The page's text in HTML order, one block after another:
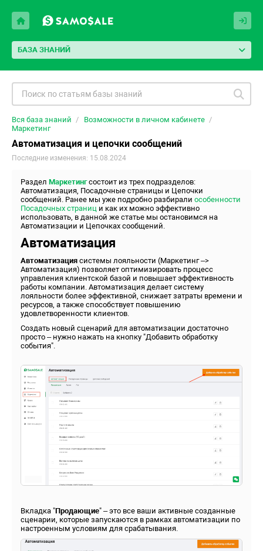
БАЗА ЗНАНИЙ
Вся база знаний
Возможности в личном кабинете
Маркетинг
Автоматизация и цепочки сообщений
Последние изменения: 15.08.2024
Раздел Маркетингсостоит из трех подразделов:
Автоматизация, Посадочные страницы и Цепочки
сообщений. Ранее мы уже подробно разбирали особенности
Посадочных страниц и как их можно эффективно
использовать, в данной же статье мы остановимся на
Автоматизации и Цепочках сообщений.
Автоматизация
Автоматизация системы лояльности (Маркетинг –>
Автоматизация) позволяет оптимизировать процесс
управления клиентской базой и повышает эффективность
работы компании. Автоматизация делает систему
лояльности более эффективной, снижает затраты времени и
ресурсов, а также способствует повышению
удовлетворенности клиентов.
Создать новый сценарий для автоматизации достаточно
просто – нужно нажать на кнопку "Добавить обработку
события".
Вкладка "Продающие" – это все ваши активные созданные
сценарии, которые запускаются в рамках автоматизации по
настроенным условиям для срабатывания.